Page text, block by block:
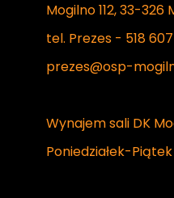
Mogilno 112, 33-326
tel. Prezes - 518
prezes@osp-
Wynajem sali DK
Poniedziałek-